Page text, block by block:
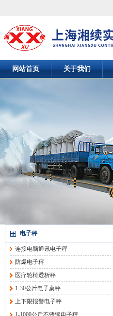
网站首页 关于我们
电子秤
连接电脑通讯电子秤
防爆电子秤
医疗轮椅透析秤
1-30公斤电子桌秤
上下限报警电子秤
1-1000公斤不锈钢电子秤